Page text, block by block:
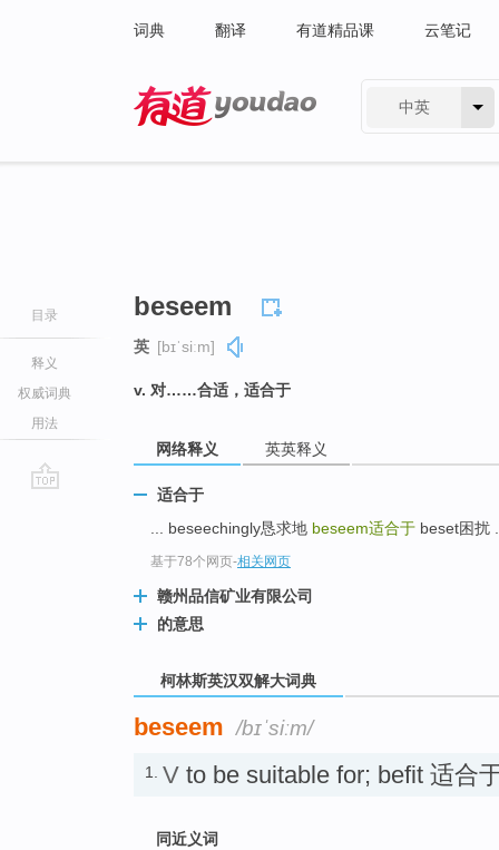
词典 翻译 有道精品课 云笔记
中英
目录
释义
权威词典
用法
beseem
英 [bɪˈsiːm]
v. 对……合适，适合于
网络释义 英英释义
适合于
... beseechingly恳求地 beseem适合于 beset困扰
基于78个网页-相关网页
赣州品信矿业有限公司
的意思
柯林斯英汉双解大词典
beseem /bɪˈsiːm/
1. V to be suitable for; befit 适合
同近义词